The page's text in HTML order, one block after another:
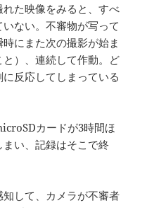
た映像をみると、すべ
ない。不審物が写って
にまた次の撮影が始ま
）、連続して作動。ど
反応してしまっている
カードが3時間ほ
い、記録はそこで終
して、カメラが不審者